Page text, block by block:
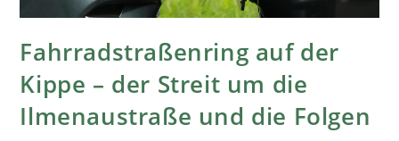
Fahrradstraßenring auf der
Kippe – der Streit um die
Ilmenaustraße und die Folgen